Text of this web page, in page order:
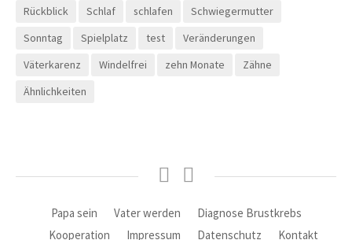
Rückblick
Schlaf schlafen
Schwiegermutter
Sonntag
Spielplatz test
Veränderungen
Väterkarenz
Windelfrei zehn Monate
Zähne
Ähnlichkeiten
FacebookInstagram
Papa sein Vater werden
Diagnose Brustkrebs
Kooperation
Impressum Datenschutz Kontakt